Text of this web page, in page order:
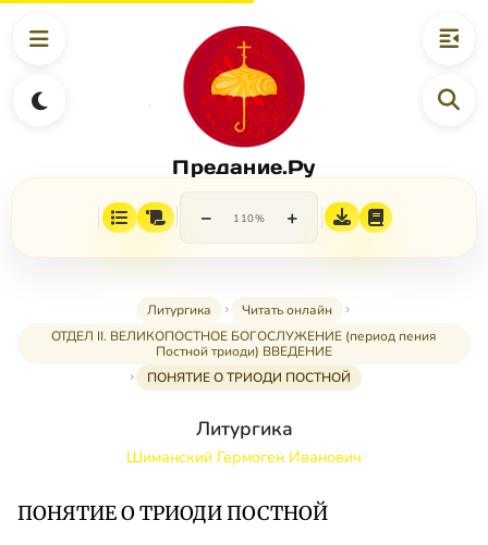
Предание.Ру
− 110% +
Литургика
Читать онлайн
ОТДЕЛ II. ВЕЛИКОПОСТНОЕ БОГОСЛУЖЕНИЕ (период пения
Постной триоди) ВВЕДЕНИЕ
ПОНЯТИЕ О ТРИОДИ ПОСТНОЙ
Литургика
Шиманский Гермоген Иванович
ПОНЯТИЕ О ТРИОДИ ПОСТНОЙ